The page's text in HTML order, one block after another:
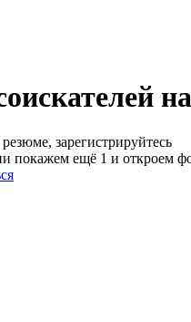
зарегистрируйтесь
покажем ещё 1 и откроем